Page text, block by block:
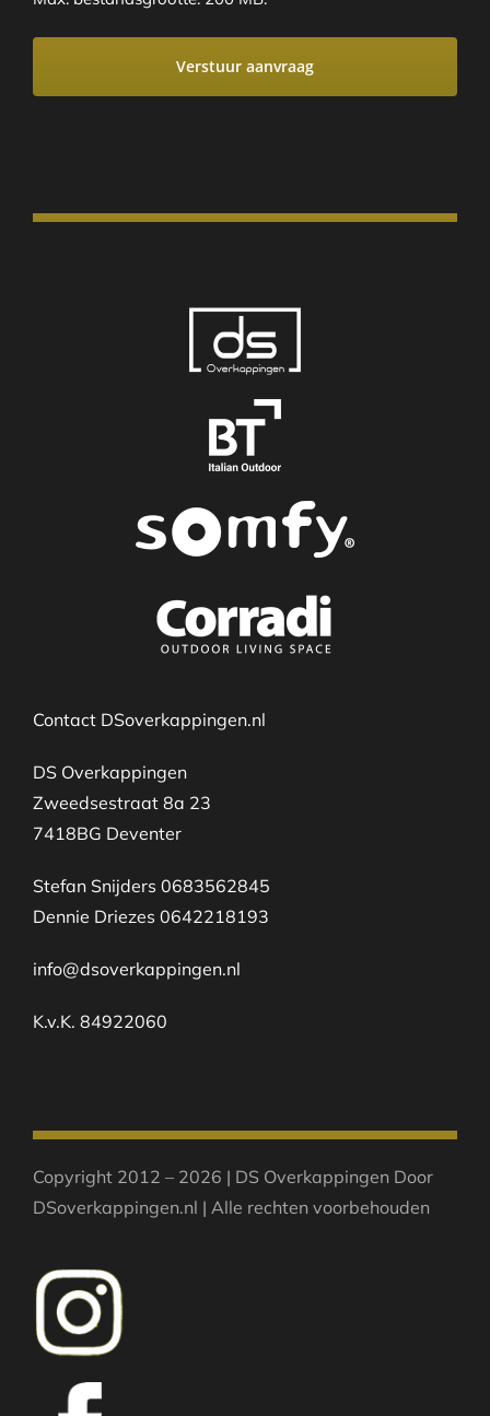
Contact DSoverkappingen.nl
DS Overkappingen
Zweedsestraat 8a 23
7418BG Deventer
Stefan Snijders 0683562845
Dennie Driezes 0642218193
info@dsoverkappingen.nl
K.v.K. 84922060
Copyright 2012 – 2026 | DS Overkappingen Door
DSoverkappingen.nl | Alle rechten voorbehouden